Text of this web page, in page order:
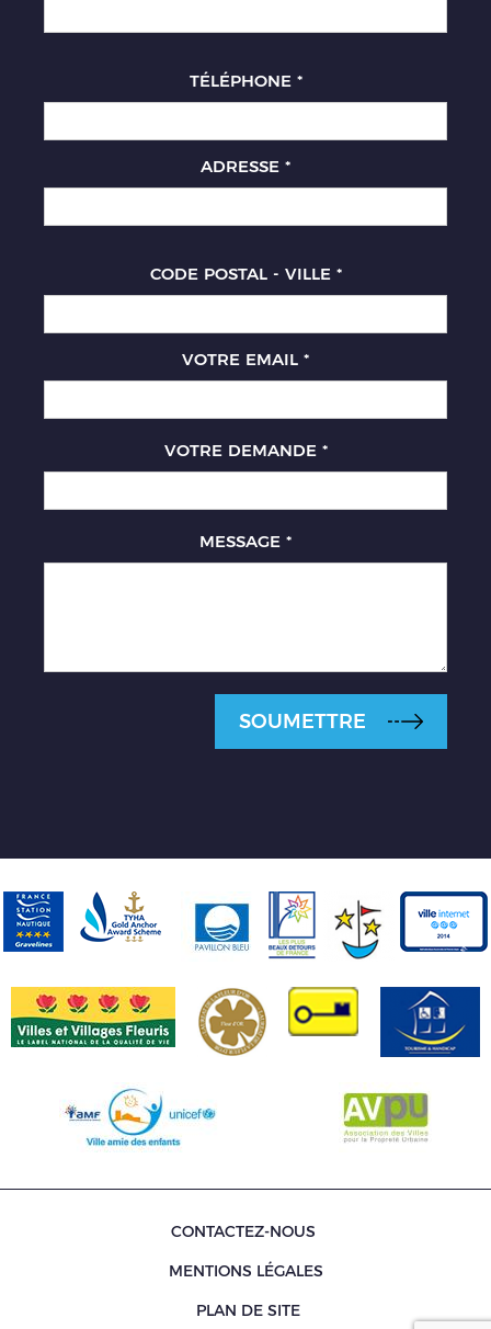
TÉLÉPHONE *
ADRESSE *
CODE POSTAL - VILLE *
VOTRE EMAIL *
VOTRE DEMANDE *
MESSAGE *
SOUMETTRE
CONTACTEZ-NOUS
MENTIONS LÉGALES
PLAN DE SITE